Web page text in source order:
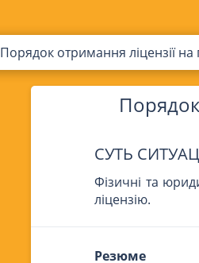
Порядок отримання ліцензії
СУТЬ
Фізичні та
ліцензію.
Резюме